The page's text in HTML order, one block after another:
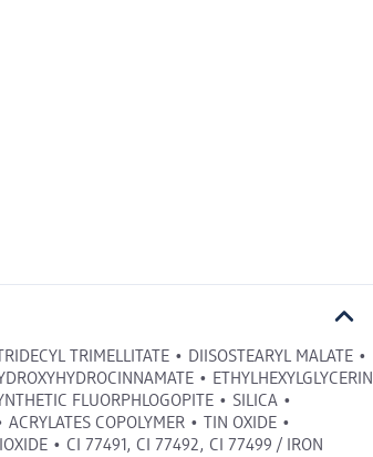
TRIMELLITATE • DIISOSTEARYL MALATE •
• ETHYLHEXYLGLYCERIN
FLUORPHLOGOPITE • SILICA •
COPOLYMER • TIN OXIDE •
• CI 77491, CI 77492, CI 77499 / IRON